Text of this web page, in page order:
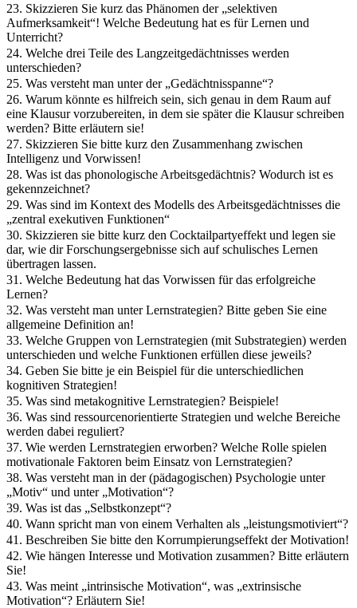
23. Skizzieren Sie kurz das Phänomen der „selektiven
Aufmerksamkeit“! Welche Bedeutung hat es für Lernen und
Unterricht?
24. Welche drei Teile des Langzeitgedächtnisses werden
unterschieden?
25. Was versteht man unter der „Gedächtnisspanne“?
26. Warum könnte es hilfreich sein, sich genau in dem Raum auf
eine Klausur vorzubereiten, in dem sie später die Klausur schreiben
werden? Bitte erläutern sie!
27. Skizzieren Sie bitte kurz den Zusammenhang zwischen
Intelligenz und Vorwissen!
28. Was ist das phonologische Arbeitsgedächtnis? Wodurch ist es
gekennzeichnet?
29. Was sind im Kontext des Modells des Arbeitsgedächtnisses die
„zentral exekutiven Funktionen“
30. Skizzieren sie bitte kurz den Cocktailpartyeffekt und legen sie
dar, wie dir Forschungsergebnisse sich auf schulisches Lernen
übertragen lassen.
31. Welche Bedeutung hat das Vorwissen für das erfolgreiche
Lernen?
32. Was versteht man unter Lernstrategien? Bitte geben Sie eine
allgemeine Definition an!
33. Welche Gruppen von Lernstrategien (mit Substrategien) werden
unterschieden und welche Funktionen erfüllen diese jeweils?
34. Geben Sie bitte je ein Beispiel für die unterschiedlichen
kognitiven Strategien!
35. Was sind metakognitive Lernstrategien? Beispiele!
36. Was sind ressourcenorientierte Strategien und welche Bereiche
werden dabei reguliert?
37. Wie werden Lernstrategien erworben? Welche Rolle spielen
motivationale Faktoren beim Einsatz von Lernstrategien?
38. Was versteht man in der (pädagogischen) Psychologie unter
„Motiv“ und unter „Motivation“?
39. Was ist das „Selbstkonzept“?
40. Wann spricht man von einem Verhalten als „leistungsmotiviert“?
41. Beschreiben Sie bitte den Korrumpierungseffekt der Motivation!
42. Wie hängen Interesse und Motivation zusammen? Bitte erläutern
Sie!
43. Was meint „intrinsische Motivation“, was „extrinsische
Motivation“? Erläutern Sie!